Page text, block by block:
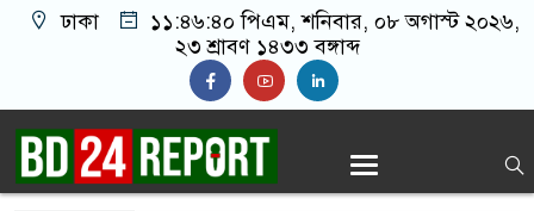
ঢাকা ১১:৪৬:৪২ পিএম, শনিবার, ০৮ অগাস্ট ২০২৬,
২৩ শ্রাবণ ১৪৩৩ বঙ্গাব্দ